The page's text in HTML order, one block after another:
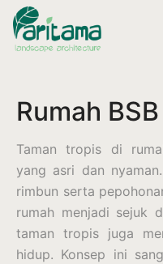
Rumah BSB
Taman tropis di
yang asri dan
rimbun serta
rumah menjadi sejuk
taman tropis juga
hidup. Konsep ini